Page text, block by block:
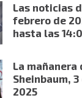
Las noticias
febrero de
hasta las
La mañanera
Sheinbaum,
2025